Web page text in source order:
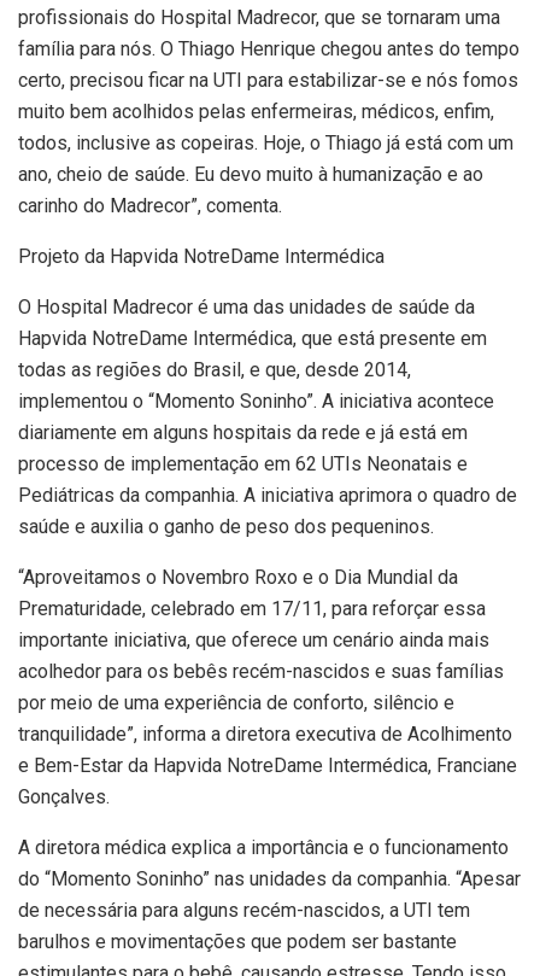
profissionais do Hospital Madrecor, que se tornaram uma
família para nós. O Thiago Henrique chegou antes do tempo
certo, precisou ficar na UTI para estabilizar-se e nós fomos
muito bem acolhidos pelas enfermeiras, médicos, enfim,
todos, inclusive as copeiras. Hoje, o Thiago já está com um
ano, cheio de saúde. Eu devo muito à humanização e ao
carinho do Madrecor”, comenta.
Projeto da Hapvida NotreDame Intermédica
O Hospital Madrecor é uma das unidades de saúde da
Hapvida NotreDame Intermédica, que está presente em
todas as regiões do Brasil, e que, desde 2014,
implementou o “Momento Soninho”. A iniciativa acontece
diariamente em alguns hospitais da rede e já está em
processo de implementação em 62 UTIs Neonatais e
Pediátricas da companhia. A iniciativa aprimora o quadro de
saúde e auxilia o ganho de peso dos pequeninos.
“Aproveitamos o Novembro Roxo e o Dia Mundial da
Prematuridade, celebrado em 17/11, para reforçar essa
importante iniciativa, que oferece um cenário ainda mais
acolhedor para os bebês recém-nascidos e suas famílias
por meio de uma experiência de conforto, silêncio e
tranquilidade”, informa a diretora executiva de Acolhimento
e Bem-Estar da Hapvida NotreDame Intermédica, Franciane
Gonçalves.
A diretora médica explica a importância e o funcionamento
do “Momento Soninho” nas unidades da companhia. “Apesar
de necessária para alguns recém-nascidos, a UTI tem
barulhos e movimentações que podem ser bastante